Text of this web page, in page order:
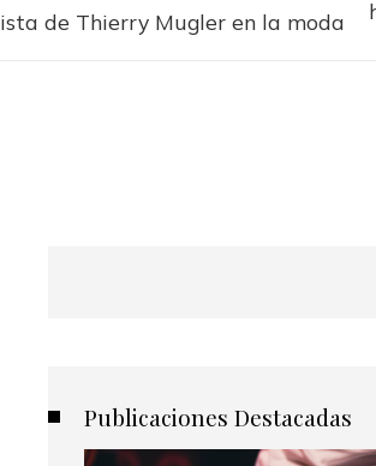
de Thierry Mugler en la moda
Publicaciones Destacadas